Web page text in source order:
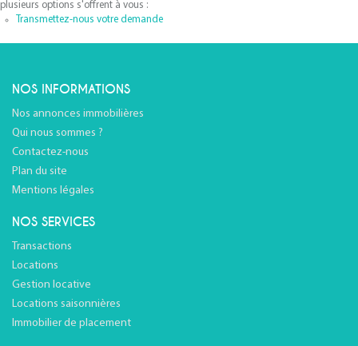
plusieurs options s'offrent à vous :
Transmettez-nous votre demande
NOS INFORMATIONS
Nos annonces immobilières
Qui nous sommes ?
Contactez-nous
Plan du site
Mentions légales
NOS SERVICES
Transactions
Locations
Gestion locative
Locations saisonnières
Immobilier de placement